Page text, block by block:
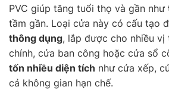
PVC giúp tăng tuổi thọ và gần như
tầm gần. Loại cửa này có cấu tạo
thông dụng, lắp được cho nhiều
chính, cửa ban công hoặc cửa sổ
tốn nhiều diện tích như cửa xếp,
cả không gian hạn chế.